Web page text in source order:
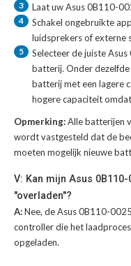
3 Laat uwAsus 0B110-
4
Schakel ongebruikte
luidsprekers of externe
5 Selecteer de juiste
batterij. Onder
batterij met een lagere
hogere capaciteit
Opmerking:Alle batterijen
wordt vastgesteld dat de
moeten mogelijk nieuwe
V: Kan mijn Asus
"overladen"?
A:Nee, de Asus 0B110-
controller die het
opgeladen.